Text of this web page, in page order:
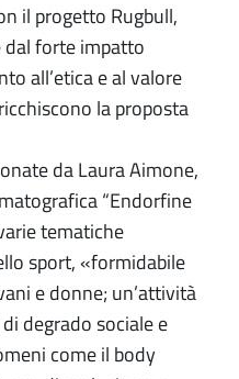
il progetto Rugbull,
forte impatto
all’etica e al valore
la proposta
da Laura Aimone,
“Endorfine
tematiche
sport, «formidabile
e donne; un’attività
degrado sociale e
come il body